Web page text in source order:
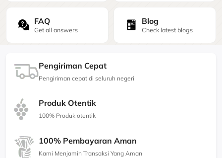
FAQ
Get all answers
Blog
Check latest blogs
Pengiriman Cepat
Pengiriman cepat di seluruh negeri
Produk Otentik
100% Produk otentik
100% Pembayaran Aman
Kami Menjamin Transaksi Yang Aman